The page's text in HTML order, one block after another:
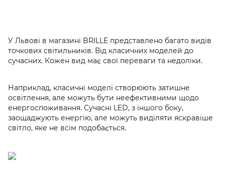
У Львові в магазині BRILLE представлено багато видів
точкових світильників. Від класичних моделей до
сучасних. Кожен вид має свої переваги та недоліки.
Наприклад, класичні моделі створюють затишне
освітлення, але можуть бути неефективними щодо
енергоспоживання. Сучасні LED, з іншого боку,
заощаджують енергію, але можуть виділяти яскравіше
світло, яке не всім подобається.